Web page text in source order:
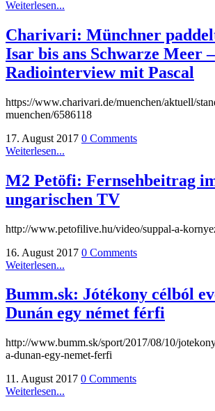
Weiterlesen...
Charivari: Münchner
Isar bis ans Schwarze Meer –
Radiointerview mit Pascal
https://www.charivari.de/muenchen/aktuell/
muenchen/6586118
17. August 2017 0 Comments
Weiterlesen...
M2 Petöfi: Fernsehbeitrag
ungarischen TV
http://www.petofilive.hu/video/suppal-a-
16. August 2017 0 Comments
Weiterlesen...
Bumm.sk: Jótékony célból
Dunán egy német férfi
http://www.bumm.sk/sport/2017/08/10/
a-dunan-egy-nemet-ferfi
11. August 2017 0 Comments
Weiterlesen...